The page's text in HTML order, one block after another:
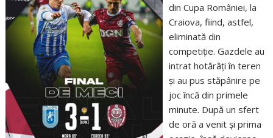
din Cupa României, la
Craiova, fiind, astfel,
eliminată din
competiție. Gazdele au
intrat hotărâți în teren
și au pus stăpânire pe
joc încă din primele
minute. După un sfert
de oră a venit și prima